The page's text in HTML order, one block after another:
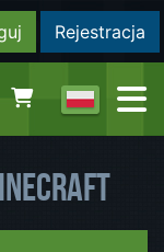
Rejestracja